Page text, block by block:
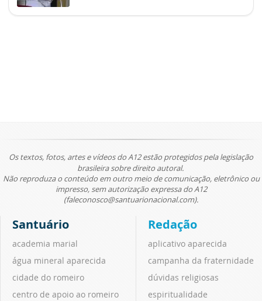
Os textos, fotos, artes e vídeos do A12 estão protegidos pela legislação
brasileira sobre direito autoral.
Não reproduza o conteúdo em outro meio de comunicação, eletrônico ou
impresso, sem autorização expressa do A12
(faleconosco@santuarionacional.com).
Santuário
academia marial
água mineral aparecida
cidade do romeiro
centro de apoio ao romeiro
Redação
aplicativo aparecida
campanha da fraternidade
dúvidas religiosas
espiritualidade